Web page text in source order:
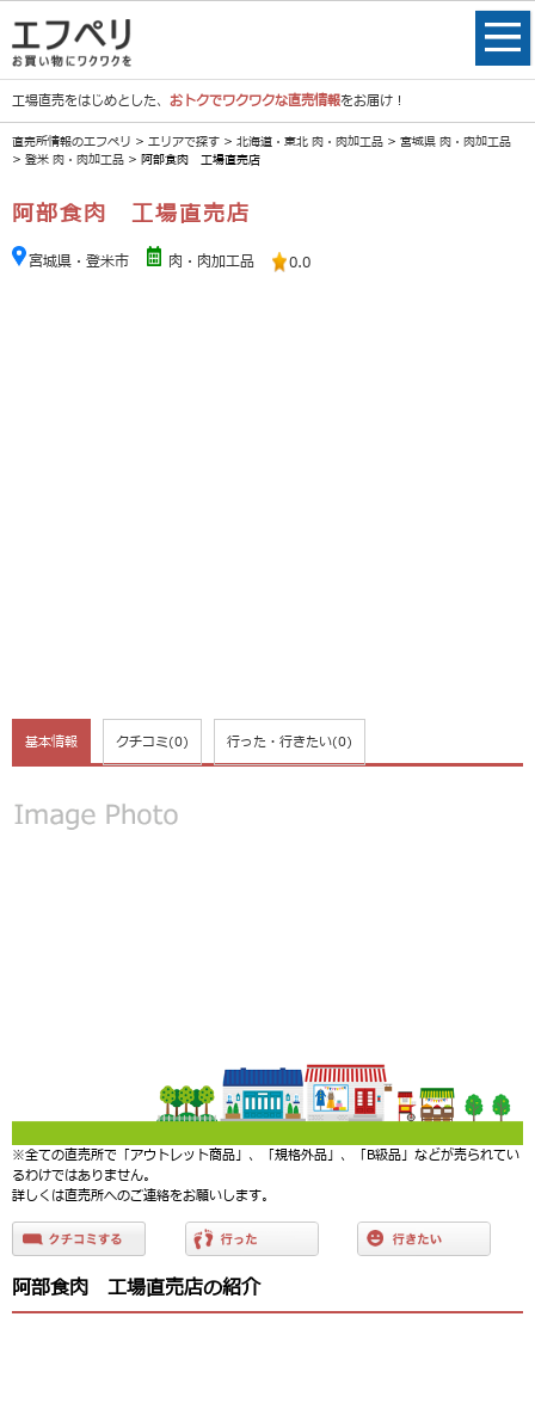
工場直売をはじめとした、 おトクでワクワクな直売情報をお届け！
直売所情報のエフペリ > エリアで探す > 北海道・東北 肉・肉加工品 > 宮城県 肉・肉加工品
> 登米 肉・肉加工品 > 阿部食肉 工場直売店
阿部食肉 工場直売店
宮城県・登米市 肉・肉加工品 0.0
基本情報 クチコミ(0) 行った・行きたい(0)
※全ての直売所で「アウトレット商品」、「規格外品」、「B級品」などが売られてい
るわけではありません。
詳しくは直売所へのご連絡をお願いします。
阿部食肉 工場直売店の紹介